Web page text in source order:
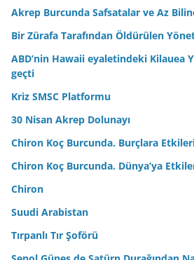
Akrep Burcunda Safsatalar ve Az
Bir Zürafa Tarafından Öldürülen
ABD’nin Hawaii eyaletindeki Kilauea
geçti
Kriz SMSC Platformu
30 Nisan Akrep Dolunayı
Chiron Koç Burcunda. Burçlara
Chiron Koç Burcunda. Dünya’ya
Chiron
Suudi Arabistan
Tırpanlı Tır Şoförü